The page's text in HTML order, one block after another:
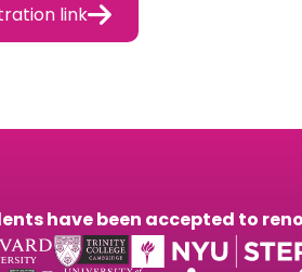
link
have been accepted to